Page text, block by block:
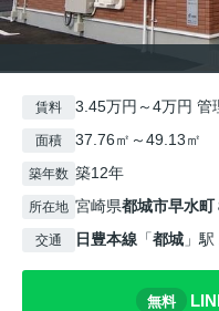
賃料 3.45万円～4万円 管
面積 37.76㎡～49.13㎡
築年数 築12年
所在地 宮崎県都城市早水町
交通 日豊本線 「都城 」
無料